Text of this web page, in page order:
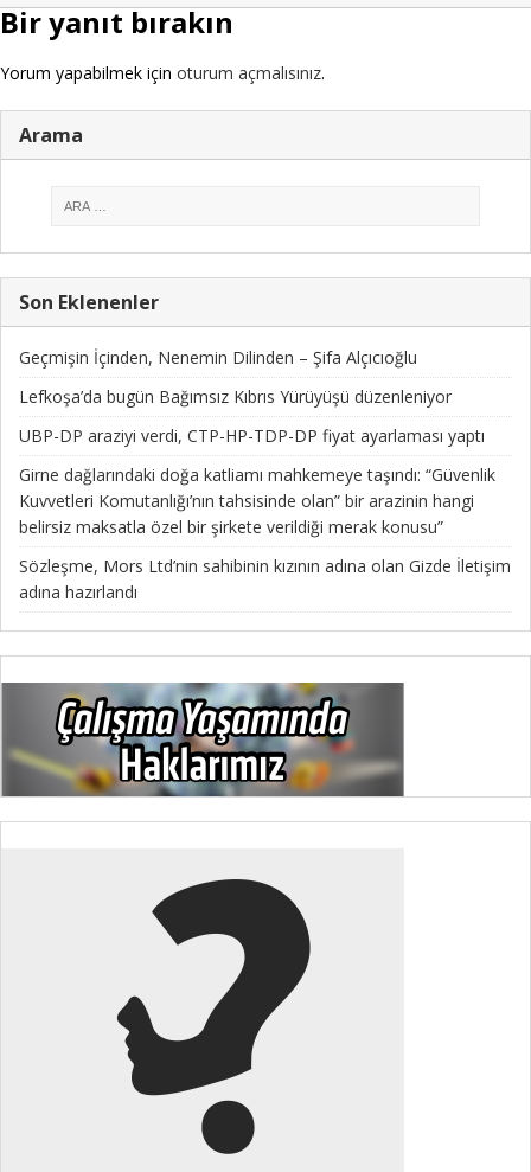
Bir yanıt bırakın
Yorum yapabilmek için oturum açmalısınız.
Arama
Son Eklenenler
Geçmişin İçinden, Nenemin Dilinden – Şifa Alçıcıoğlu
Lefkoşa’da bugün Bağımsız Kıbrıs Yürüyüşü düzenleniyor
UBP-DP araziyi verdi, CTP-HP-TDP-DP fiyat ayarlaması yaptı
Girne dağlarındaki doğa katliamı mahkemeye taşındı: “Güvenlik
Kuvvetleri Komutanlığı’nın tahsisinde olan” bir arazinin hangi
belirsiz maksatla özel bir şirkete verildiği merak konusu”
Sözleşme, Mors Ltd’nin sahibinin kızının adına olan Gizde İletişim
adına hazırlandı